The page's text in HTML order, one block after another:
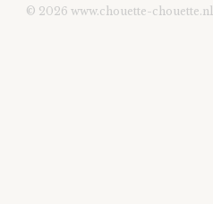
© 2026 www.chouette-